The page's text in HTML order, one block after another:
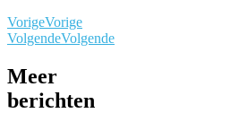
VorigeVorige
VolgendeVolgende
Meer
berichten